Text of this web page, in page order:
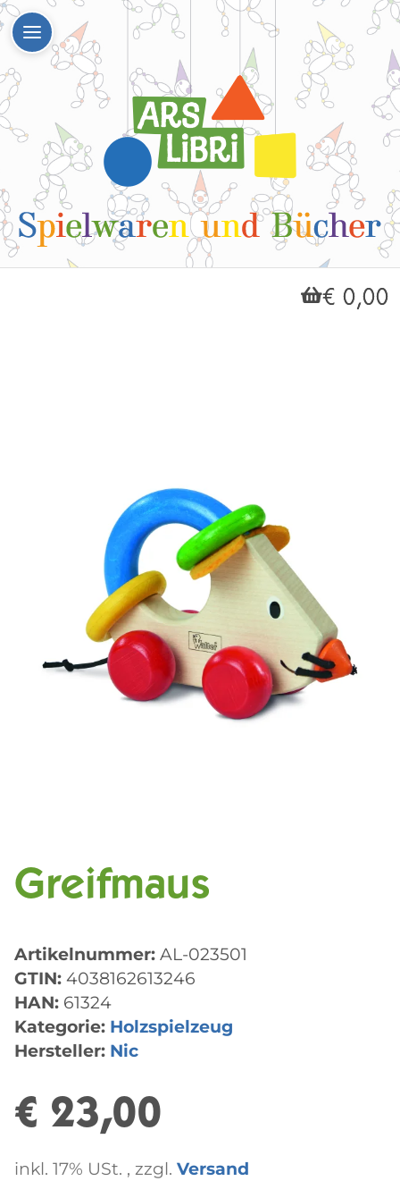
€ 0,00
Greifmaus
Artikelnummer: AL-023501
GTIN: 4038162613246
HAN: 61324
Kategorie: Holzspielzeug
Hersteller: Nic
€ 23,00
inkl. 17% USt. , zzgl. Versand